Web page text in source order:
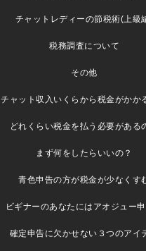
チャットレディーの節税術(上級
税務調査について
その他
チャット収入いくらから税金がかか
どれくらい税金を払う必要がある
まず何をしたらいいの？
青色申告の方が税金が少なくす
ビギナーのあなたにはアオジュー申
確定申告に欠かせない３つのアイ